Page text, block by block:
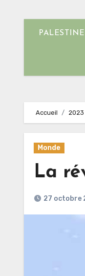
PALESTINE
Accueil 2023
Monde
La
27 octobre